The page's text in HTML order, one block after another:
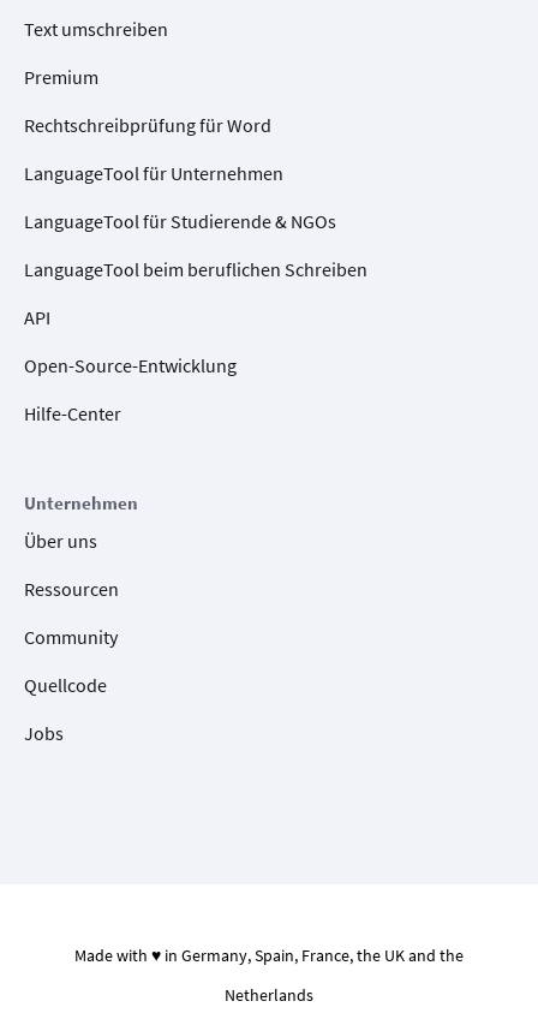
Text umschreiben
Premium
Rechtschreibprüfung für Word
LanguageTool für Unternehmen
LanguageTool für Studierende & NGOs
LanguageTool beim beruflichen Schreiben
API
Open-Source-Entwicklung
Hilfe-Center
Unternehmen
Über uns
Ressourcen
Community
Quellcode
Jobs
Made with ♥ in Germany, Spain, France, the UK and the
Netherlands